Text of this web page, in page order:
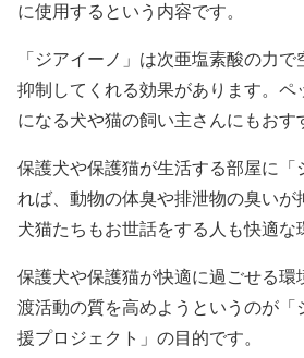
に使用するという内容です。
「ジアイーノ」は次亜塩素酸の力
抑制してくれる効果があります。ペ
になる犬や猫の飼い主さんにもおす
保護犬や保護猫が生活する部屋に「
れば、動物の体臭や排泄物の臭いが
犬猫たちもお世話をする人も快適な
保護犬や保護猫が快適に過ごせる環
渡活動の質を高めようというのが「
援プロジェクト」の目的です。